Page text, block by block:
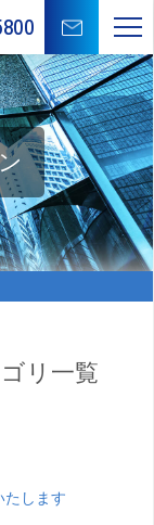
リ一覧
たします